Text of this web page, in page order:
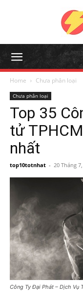
Home Chưa phân loại
Chưa phân loại
Top 35
tử
nhất
top10totnhat - 20 Tháng
Công Ty Đại Phát – Dịch Vụ